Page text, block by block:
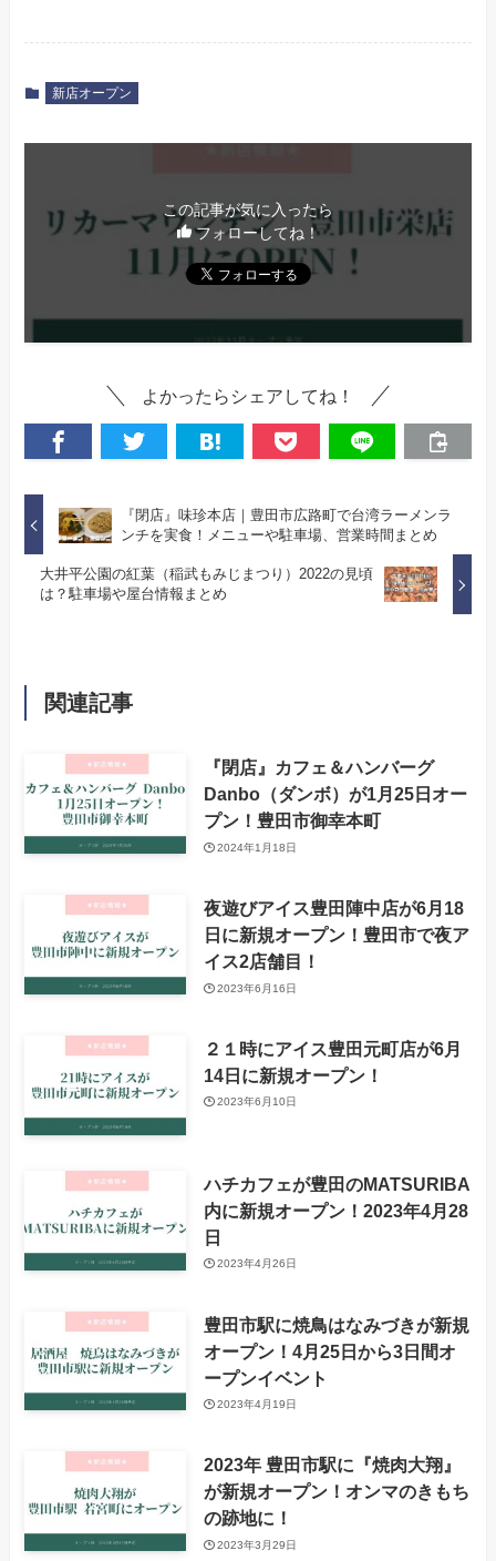
新店オープン
この記事が気に入ったら
フォローしてね！
よかったらシェアしてね！
『閉店』味珍本店｜豊田市広路町で台湾ラーメンラ
ンチを実食！メニューや駐車場、営業時間まとめ
大井平公園の紅葉（稲武もみじまつり）2022の見頃
は？駐車場や屋台情報まとめ
関連記事
『閉店』カフェ＆ハンバーグ
Danbo（ダンボ）が1月25日オー
プン！豊田市御幸本町
2024年1月18日
夜遊びアイス豊田陣中店が6月18
日に新規オープン！豊田市で夜ア
イス2店舗目！
2023年6月16日
２１時にアイス豊田元町店が6月
14日に新規オープン！
2023年6月10日
ハチカフェが豊田のMATSURIBA
内に新規オープン！2023年4月28
日
2023年4月26日
豊田市駅に焼鳥はなみづきが新規
オープン！4月25日から3日間オ
ープンイベント
2023年4月19日
2023年 豊田市駅に『焼肉大翔』
が新規オープン！オンマのきもち
の跡地に！
2023年3月29日